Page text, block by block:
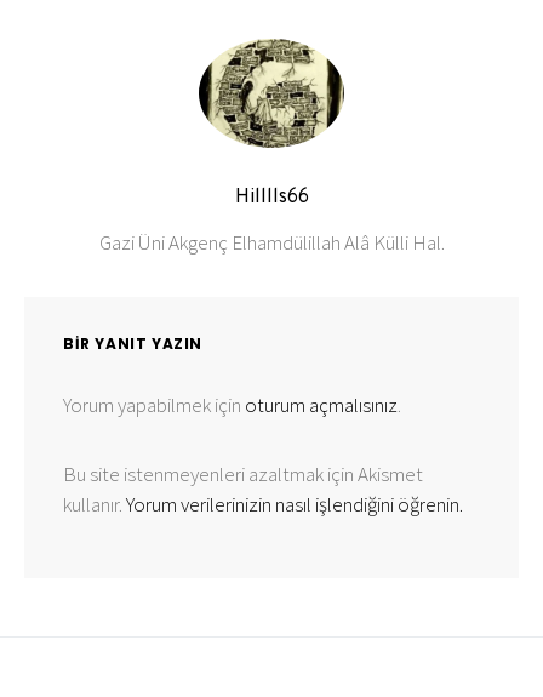
Hilllls66
Gazi Üni Akgenç Elhamdülillah Alâ Külli Hal.
BIR YANIT YAZIN
Yorum yapabilmek için oturum açmalısınız.
Bu site istenmeyenleri azaltmak için Akismet
kullanır.Yorum verilerinizin nasıl işlendiğini öğrenin.